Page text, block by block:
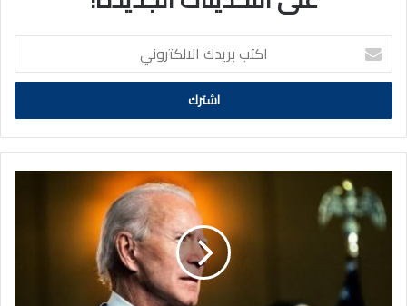
اكتب
بريدك
الالكتروني
يخضع
لجراحة
لاستئصال
سرطانية